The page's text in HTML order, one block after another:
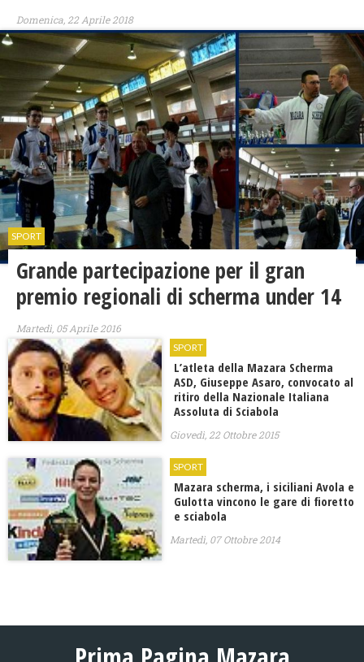
Domenica, 22 Aprile 2018
SPORT
Grande partecipazione per il gran
premio regionali di scherma under 14
Martedì, 05 Aprile 2016
SPORT
L’atleta della Mazara Scherma
ASD, Giuseppe Asaro, convocato al
ritiro della Nazionale Italiana
Assoluta di Sciabola
Giovedì, 22 Ottobre 2015
SPORT
Mazara scherma, i siciliani Avola e
Gulotta vincono le gare di fioretto
e sciabola
Martedì, 07 Ottobre 2014